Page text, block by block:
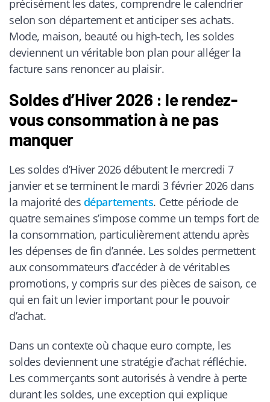
précisément les dates, comprendre le calendrier
selon son département et anticiper ses achats.
Mode, maison, beauté ou high-tech, les soldes
deviennent un véritable bon plan pour alléger la
facture sans renoncer au plaisir.
Soldes d’Hiver 2026 : le rendez-
vous consommation à ne pas
manquer
Les soldes d’Hiver 2026 débutent le mercredi 7
janvier et se terminent le mardi 3 février 2026 dans
la majorité des départements. Cette période de
quatre semaines s’impose comme un temps fort de
la consommation, particulièrement attendu après
les dépenses de fin d’année. Les soldes permettent
aux consommateurs d’accéder à de véritables
promotions, y compris sur des pièces de saison, ce
qui en fait un levier important pour le pouvoir
d’achat.
Dans un contexte où chaque euro compte, les
soldes deviennent une stratégie d’achat réfléchie.
Les commerçants sont autorisés à vendre à perte
durant les soldes, une exception qui explique